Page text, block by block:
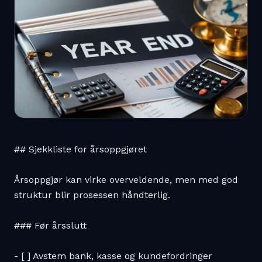
## Sjekkliste for årsoppgjøret
Årsoppgjør kan virke overveldende, men med god
struktur blir prosessen håndterlig.
### Før årsslutt
- [ ] Avstem bank, kasse og kundefordringer